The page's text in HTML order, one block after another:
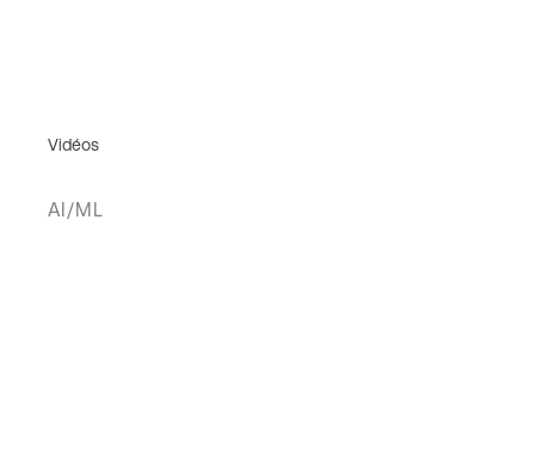
Vidéos
AI/ML